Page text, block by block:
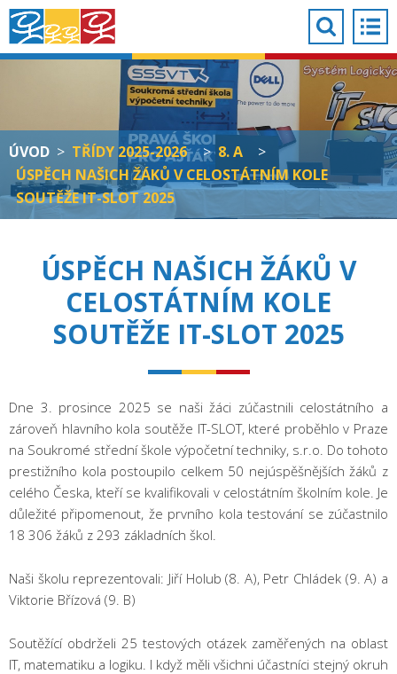
ÚVOD > TŘÍDY 2025-2026 > 8. A
>
ÚSPĚCH NAŠICH ŽÁKŮ V CELOSTÁTNÍM KOLE
SOUTĚŽE IT-SLOT 2025
ÚSPĚCH NAŠICH ŽÁKŮ V
CELOSTÁTNÍM KOLE
SOUTĚŽE IT-SLOT 2025
Dne 3. prosince 2025 se naši žáci zúčastnili celostátního a
zároveň hlavního kola soutěže IT-SLOT, které proběhlo v Praze
na Soukromé střední škole výpočetní techniky, s.r.o. Do tohoto
prestižního kola postoupilo celkem 50 nejúspěšnějších žáků z
celého Česka, kteří se kvalifikovali v celostátním školním kole. Je
důležité připomenout, že prvního kola testování se zúčastnilo
18 306 žáků z 293 základních škol.
Naši školu reprezentovali: Jiří Holub (8. A), Petr Chládek (9. A) a
Viktorie Břízová (9. B)
Soutěžící obdrželi 25 testových otázek zaměřených na oblast
IT, matematiku a logiku. I když měli všichni účastníci stejný okruh